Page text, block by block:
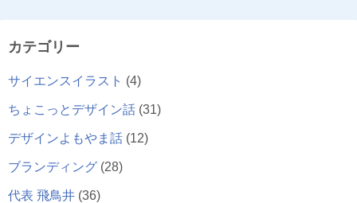
カテゴリー
サイエンスイラスト (4)
ちょこっとデザイン話 (31)
デザインよもやま話 (12)
ブランディング (28)
代表 飛鳥井 (36)